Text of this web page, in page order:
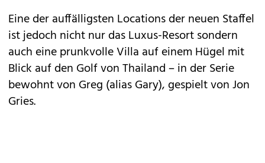
Eine der auffälligsten Locations der neuen Staffel
ist jedoch nicht nur das Luxus-Resort sondern
auch eine prunkvolle Villa auf einem Hügel mit
Blick auf den Golf von Thailand – in der Serie
bewohnt von Greg (alias Gary), gespielt von Jon
Gries.